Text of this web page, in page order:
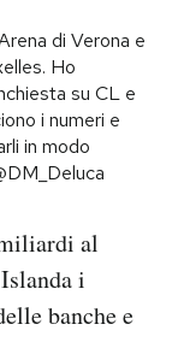
2026
di Verona e
Ho
su CL e
i numeri e
in modo
al
i
banche e